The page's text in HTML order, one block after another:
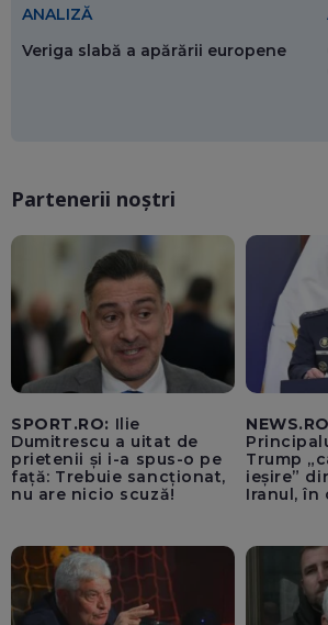
ANALIZĂ
Veriga slabă a apărării europene
Partenerii noștri
SPORT.RO: Ilie
Dumitrescu a uitat de
prietenii și i-a spus-o pe
față: Trebuie sancționat,
nu are nicio scuză!
Trump
ieșire”
Iranul,